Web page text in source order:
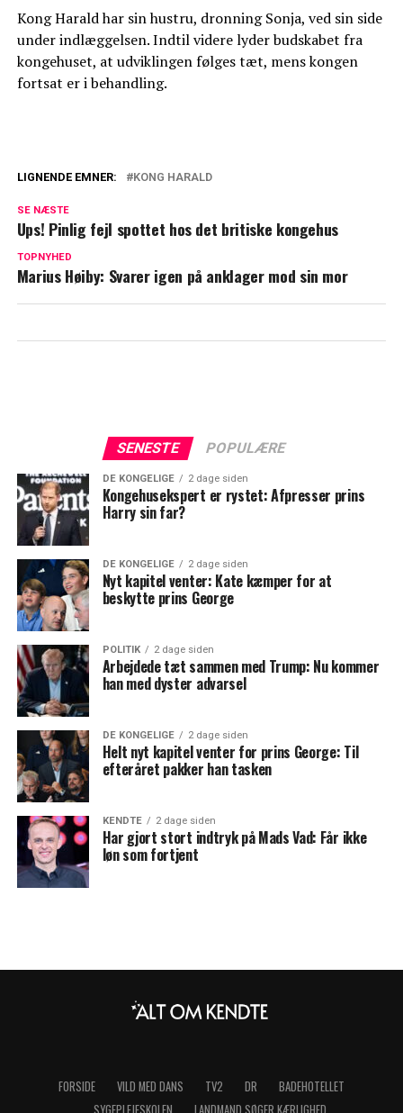
Kong Harald har sin hustru, dronning Sonja, ved sin side
under indlæggelsen. Indtil videre lyder budskabet fra
kongehuset, at udviklingen følges tæt, mens kongen
fortsat er i behandling.
Haakon slap med skrækken
kongehuset mystisk forbinding
LIGNENDE EMNER: KONG HARALD
SE NÆSTE
Ups! Pinlig fejl spottet hos det britiske kongehus
TOPNYHED
Marius Høiby: Svarer igen på anklager mod sin mor
SENESTE POPULÆRE
DE KONGELIGE 2 dage siden
Kongehusekspert er rystet: Afpresser prins
Harry sin far?
DE KONGELIGE 2 dage siden
Nyt kapitel venter: Kate kæmper for at
beskytte prins George
POLITIK 2 dage siden
Arbejdede tæt sammen med Trump: Nu kommer
han med dyster advarsel
DE KONGELIGE 2 dage siden
Helt nyt kapitel venter for prins George: Til
efteråret pakker han tasken
KENDTE 2 dage siden
Har gjort stort indtryk på Mads Vad: Får ikke
løn som fortjent
FORSIDE VILD MED DANS TV2 DR
BADEHOTELLET
SYGEPLEJESKOLEN
LANDMAND SØGER KÆRLIGHED